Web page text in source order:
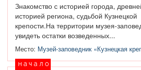
Знакомство с историей города,
историей региона, судьбой Кузнецкой
крепости.На территории музея-
увидеть остатки возведенных...
Место: Музей-заповедник «Кузнецкая
начало